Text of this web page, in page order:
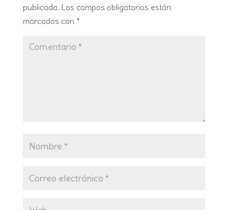
publicada. Los campos obligatorios están
marcados con *